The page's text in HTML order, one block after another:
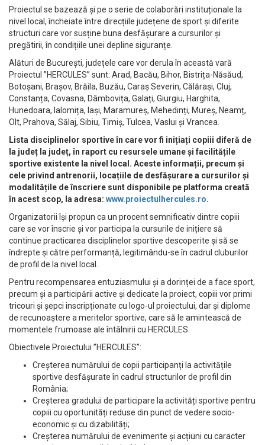
Proiectul se bazează și pe o serie de colaborări instituționale la
nivel local, încheiate între direcțiile județene de sport și diferite
structuri care vor susține buna desfășurare a cursurilor și
pregătirii, în condițiile unei depline siguranțe.
Alături de București, județele care vor derula în această vară
Proiectul ”HERCULES” sunt: Arad, Bacău, Bihor, Bistrița-Năsăud,
Botoșani, Brașov, Brăila, Buzău, Caraș Severin, Călărași, Cluj,
Constanța, Covasna, Dâmbovița, Galați, Giurgiu, Harghita,
Hunedoara, Ialomița, Iași, Maramureș, Mehedinți, Mureș, Neamț,
Olt, Prahova, Sălaj, Sibiu, Timiș, Tulcea, Vaslui și Vrancea.
Lista disciplinelor sportive în care vor fi inițiați copiii diferă de
la județ la județ, în raport cu resursele umane și facilitățile
sportive existente la nivel local. Aceste informații, precum și
cele privind antrenorii, locațiile de desfășurare a cursurilor și
modalitățile de înscriere sunt disponibile pe platforma creată
în acest scop, la adresa: www.proiectulhercules.ro.
Organizatorii își propun ca un procent semnificativ dintre copiii
care se vor înscrie și vor participa la cursurile de inițiere să
continue practicarea disciplinelor sportive descoperite și să se
îndrepte și către performanță, legitimându-se în cadrul cluburilor
de profil de la nivel local.
Pentru recompensarea entuziasmului și a dorinței de a face sport,
precum și a participării active și dedicate la proiect, copiii vor primi
tricouri și șepci inscripționate cu logo-ul proiectului, dar și diplome
de recunoaștere a meritelor sportive, care să le amintească de
momentele frumoase ale întâlnirii cu HERCULES.
Obiectivele Proiectului ”HERCULES”:
Creșterea numărului de copii participanți la activitățile
sportive desfășurate în cadrul structurilor de profil din
România;
Creșterea gradului de participare la activități sportive pentru
copiii cu oportunități reduse din punct de vedere socio-
economic și cu dizabilități;
Creșterea numărului de evenimente și acțiuni cu caracter